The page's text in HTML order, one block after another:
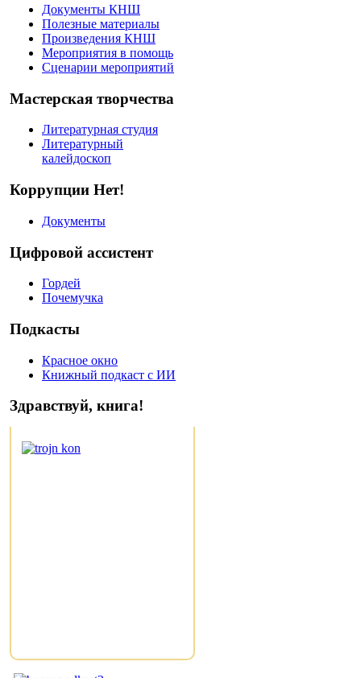
Документы КНШ
Полезные материалы
Произведения КНШ
Мероприятия в помощь
Сценарии мероприятий
Мастерская творчества
Литературная студия
Литературный
калейдоскоп
Коррупции Нет!
Документы
Цифровой ассистент
Гордей
Почемучка
Подкасты
Красное окно
Книжный подкаст с ИИ
Здравствуй, книга!